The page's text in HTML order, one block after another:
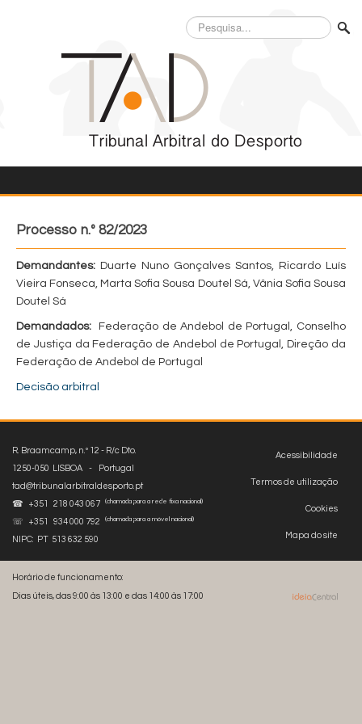
Pesquisa...
Processo n.º 82/2023
Demandantes: Duarte Nuno Gonçalves Santos, Ricardo Luís
Vieira Fonseca, Marta Sofia Sousa Doutel Sá, Vânia Sofia Sousa
Doutel Sá
Demandados: Federação de Andebol de Portugal, Conselho
de Justiça da Federação de Andebol de Portugal, Direção da
Federação de Andebol de Portugal
Decisão arbitral
Acessibilidade
Termos de utilização
Cookies
Mapa do site
R. Braamcamp, n.º 12 - R/c Dto.
1250-050 LISBOA - Portugal
tad@tribunalarbitraldesporto.pt
☎ +351 218 043 067
(chamada para a rede fixa nacional)
☏ +351 934 000 792 (chamada para a móvel nacional)
NIPC: PT 513 632 590
Horário de funcionamento:
Dias úteis, das 9:00 às 13:00 e das 14:00 às 17:00